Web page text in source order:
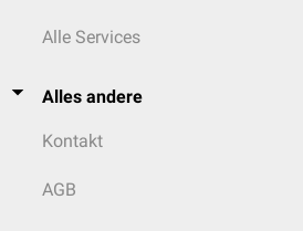
Alle Services
Alles andere
Kontakt
AGB